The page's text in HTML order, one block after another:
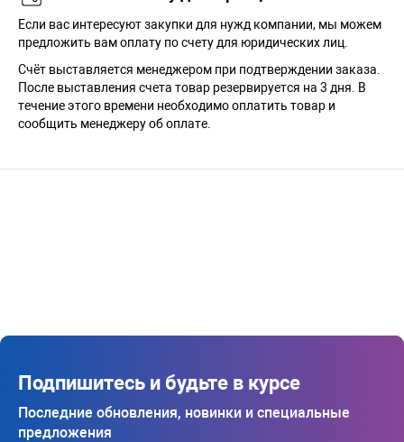
Если вас интересуют закупки для нужд компании, мы можем
предложить вам оплату по счету для юридических лиц.
Счёт выставляется менеджером при подтверждении заказа.
После выставления счета товар резервируется на 3 дня. В
течение этого времени необходимо оплатить товар и
сообщить менеджеру об оплате.
Подпишитесь и будьте в курсе
Последние обновления, новинки и специальные
предложения